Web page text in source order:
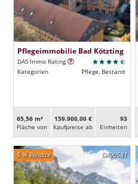
Pflegeimmobilie Bad Kötzting
DAS Immo Rating
Kategorien
Pflege, Bestand
65,56 m²
Fläche von
159.900,00 €
Kaufpreise ab
93
Ein­heiten
DA00581
5 % Rendite